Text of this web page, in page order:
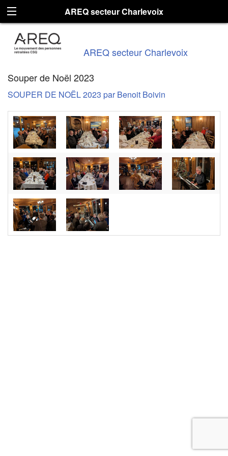
AREQ secteur Charlevoix
AREQ secteur Charlevoix
Souper de Noël 2023
SOUPER DE NOËL 2023 par Benoit Boivin